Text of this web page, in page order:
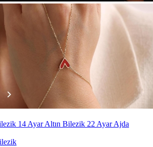
14 Ayar Altın Bilezik 22 Ayar Ajda